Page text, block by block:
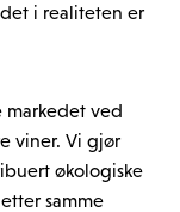
i realiteten er
markedet ved
viner. Vi gjør
økologiske
samme